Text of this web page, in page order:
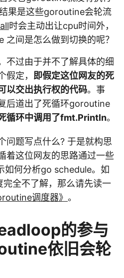
果是这些goroutine会轮流
时会主动出让cpu时间外，
间是怎么做到切换的呢？
不过由于并不了解具体的细
假定， 即假定这位网友的死
以交出执行权的代码。事
后道出了死循环goroutine
循环中调用了fmt.Println。
问题写点什么? 于是就构思
着这位网友的思路通过一些
何分析go schedule。如
全不了解，那么请先读一
调度器》 。
的参与
依旧会轮